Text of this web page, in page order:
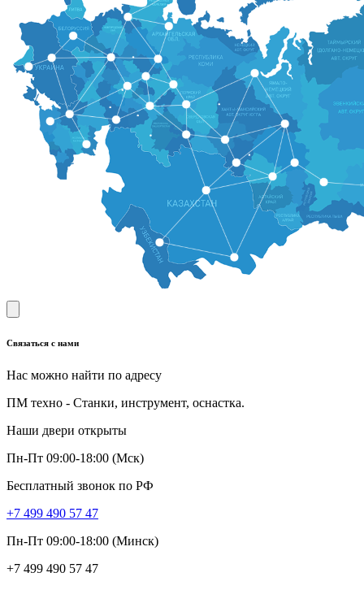
Связаться с нами
Нас можно найти по адресу
ПМ техно - Станки, инструмент, оснастка.
Наши двери открыты
Пн-Пт 09:00-18:00 (Мск)
Бесплатный звонок по РФ
+7 499 490 57 47
Пн-Пт 09:00-18:00 (Минск)
+7 499 490 57 47